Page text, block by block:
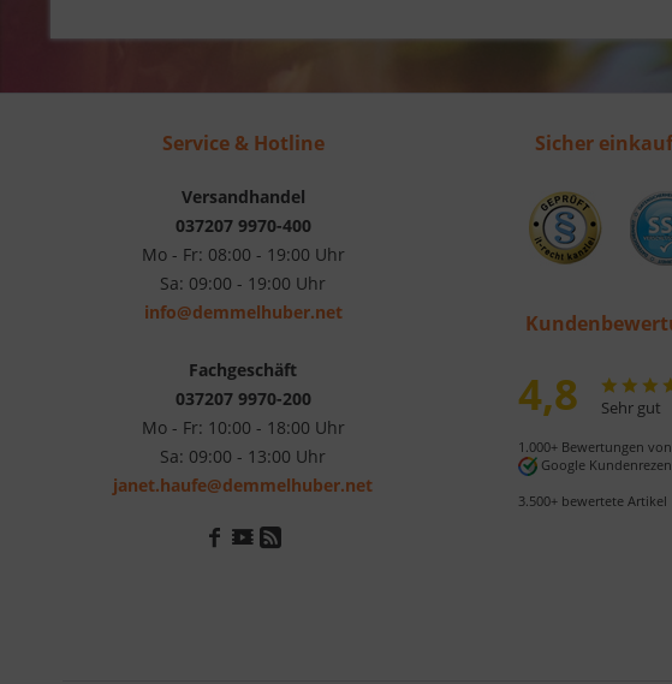
Service & Hotline
Versandhandel
037207 9970-400
Mo - Fr: 08:00 - 19:00 Uhr
Sa: 09:00 - 19:00 Uhr
info@demmelhuber.net
Fachgeschäft
037207 9970-200
Mo - Fr: 10:00 - 18:00 Uhr
Sa: 09:00 - 13:00 Uhr
janet.haufe@demmelhuber.net
Sicher
4,8 Sehr gut
1.000+ Bewertungen von
Google
3.500+ bewertete Artikel